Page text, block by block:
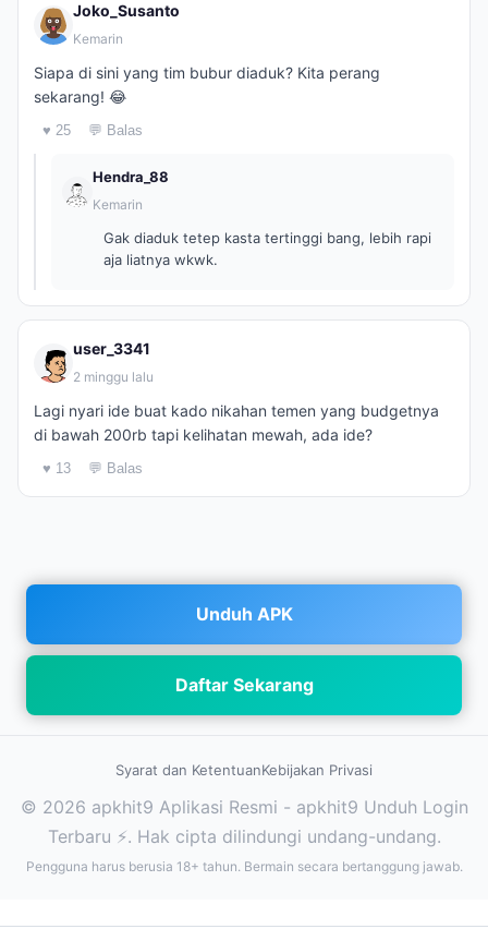
Joko_Susanto
Kemarin
Siapa di sini yang tim bubur diaduk? Kita perang
sekarang! 😂
♥ 25 💬 Balas
Hendra_88
Kemarin
Gak diaduk tetep kasta tertinggi bang, lebih rapi
aja liatnya wkwk.
user_3341
2 minggu lalu
Lagi nyari ide buat kado nikahan temen yang budgetnya
di bawah 200rb tapi kelihatan mewah, ada ide?
♥ 13 💬 Balas
Unduh APK
Daftar Sekarang
Syarat dan KetentuanKebijakan Privasi
© 2026 apkhit9 Aplikasi Resmi - apkhit9 Unduh Login
Terbaru ⚡. Hak cipta dilindungi undang-undang.
Pengguna harus berusia 18+ tahun. Bermain secara bertanggung jawab.